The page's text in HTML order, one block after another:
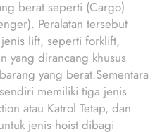
berat seperti (Cargo)
Peralatan tersebut
lift, seperti forklift,
yang dirancang khusus
yang berat.Sementara
memiliki tiga jenis
atau Katrol Tetap, dan
jenis hoist dibagi